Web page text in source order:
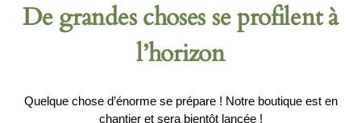
De grandes choses se profilent à
l’horizon
Quelque chose d’énorme se prépare ! Notre boutique est en
chantier et sera bientôt lancée !